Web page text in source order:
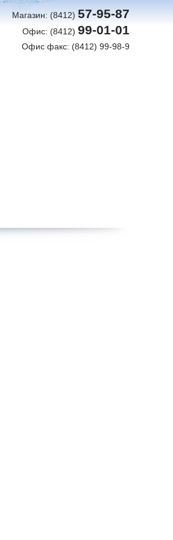
Магазин: (8412) 57-95-87
Офис: (8412) 99-01-01
Офис факс: (8412) 99-98-9